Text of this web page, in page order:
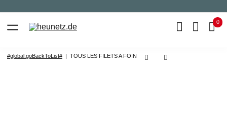
0
#global.goBackToList# TOUS LES FILETS A FOIN